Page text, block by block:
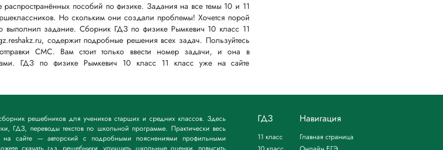
пособий по физике. Задания на все темы 10 и 11
Но скольким они создали проблемы! Хочется порой
выполнил задание. Сборник ГДЗ по физике Рымкевич 10 класс 11
содержит подробные решения всех задач. Пользуйтесь
СМС. Вам стоит только ввести номер задачи, и она в
ГДЗ по физике Рымкевич 10 класс 11 класс уже на сайте
решебников для учеников старших и средних классов. Здесь
ГДЗ, переводы текстов по школьной программе. Практически весь
на сайте — авторский с подробными пояснениями профильными
скачать гдз, решебники, улучшить школьные оценки, повысить
ГДЗ
11 класс
Навигация
Главная страница